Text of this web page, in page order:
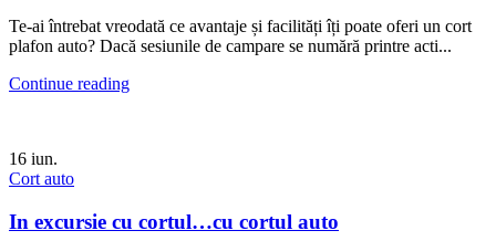
Te-ai întrebat vreodată ce avantaje și facilități îți poate oferi un cort
plafon auto? Dacă sesiunile de campare se numără printre acti...
Continue reading
16 iun.
Cort auto
In excursie cu cortul…cu cortul auto